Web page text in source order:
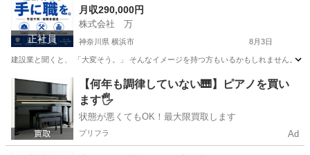
正社員
月収290,000円
株式会社 万
神奈川県 横浜市 8月3日
建設業と聞くと、 「大変そう。」 そんなイメージを持つ方もいるかもしれません。
神奈川 その他 未経験
【何年も調律していない🎹】ピアノを買い
ます🖐️
状態が悪くてもOK！最大限買取します
プリフラ Ad